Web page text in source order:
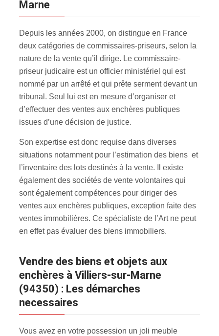
Marne
Depuis les années 2000, on distingue en France
deux catégories de commissaires-priseurs, selon la
nature de la vente qu’il dirige. Le commissaire-
priseur judicaire est un officier ministériel qui est
nommé par un arrêté et qui prête serment devant un
tribunal. Seul lui est en mesure d’organiser et
d’effectuer des ventes aux enchères publiques
issues d’une décision de justice.
Son expertise est donc requise dans diverses
situations notamment pour l’estimation des biens et
l’inventaire des lots destinés à la vente. Il existe
également des sociétés de vente volontaires qui
sont également compétences pour diriger des
ventes aux enchères publiques, exception faite des
ventes immobilières. Ce spécialiste de l’Art ne peut
en effet pas évaluer des biens immobiliers.
Vendre des biens et objets aux
enchères à Villiers-sur-Marne
(94350) : Les démarches
necessaires
Vous avez en votre possession un joli meuble